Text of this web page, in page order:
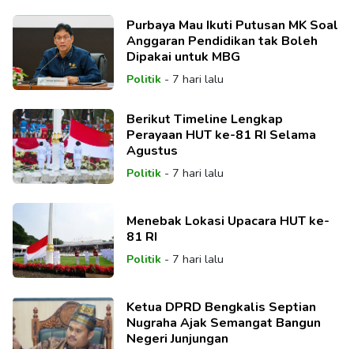
Purbaya Mau Ikuti Putusan MK Soal
Anggaran Pendidikan tak Boleh
Dipakai untuk MBG
Politik- 7 hari lalu
Berikut Timeline Lengkap
Perayaan HUT ke-81 RI Selama
Agustus
Politik- 7 hari lalu
Menebak Lokasi Upacara HUT ke-
81 RI
Politik- 7 hari lalu
Ketua DPRD Bengkalis Septian
Nugraha Ajak Semangat Bangun
Negeri Junjungan